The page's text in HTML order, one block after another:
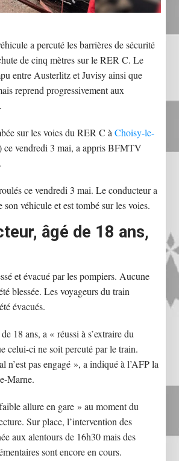
a percuté les barrières de sécurité
de cinq mètres sur le RER C. Le
entre Austerlitz et Juvisy ainsi que
reprend progressivement aux
sur les voies du RER C àChoisy-le-
ce vendredi 3 mai, a appris BFMTV
ce vendredi 3 mai. Le conducteur a
véhicule et est tombé sur les voies.
âgé de 18 ans,
et évacué par les pompiers. Aucune
blessée. Les voyageurs du train
évacués.
18 ans, a « réussi à s’extraire du
celui-ci ne soit percuté par le train.
n’est pas engagé », a indiqué à l’AFP la
Marne.
allure en gare » au moment du
Sur place, l’intervention des
aux alentours de 16h30 mais des
sont encore en cours.